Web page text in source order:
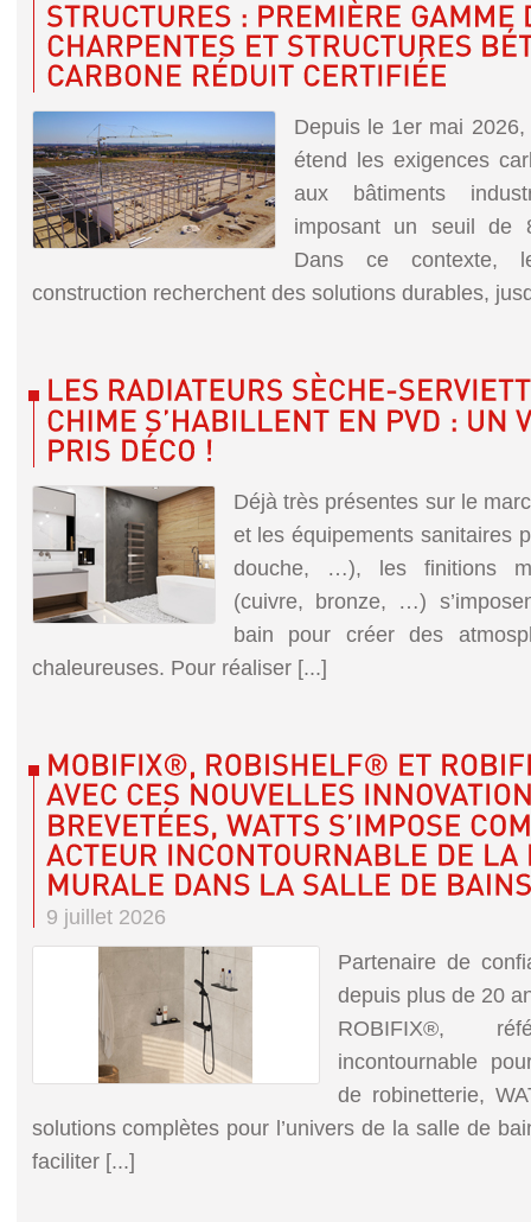
Depuis le 1er mai
étend les exigences
aux bâtiments
imposant un seuil de
Dans ce contexte,
construction recherchent des solutions durables,
Déjà très présentes sur le
et les équipements sanitaires
douche, …), les finitions
(cuivre, bronze, …)
bain pour créer des
chaleureuses. Pour réaliser [...]
9 juillet 2026
Partenaire de
depuis plus de 20
ROBIFIX®,
incontournable
de robinetterie,
solutions complètes pour l’univers de la salle de
faciliter [...]